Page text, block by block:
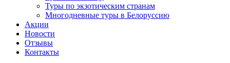
Туры по экзотическим странам
Многодневные туры в Белоруссию
Акции
Новости
Отзывы
Контакты